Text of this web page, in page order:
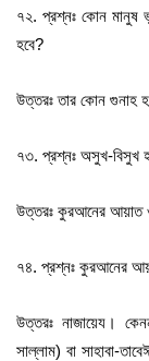
৭২. প্রশ্নঃ কোন মানুষ
হবে?
উত্তরঃ তার কোন গুনাহ
৭৩. প্রশ্নঃ অসুখ-বিসুখ
উত্তরঃ কুরআনের আয়াত
৭৪. প্রশ্নঃ কুরআনের
উত্তরঃ নাজায়েয।
সাল্লাম) বা সাহাবা-